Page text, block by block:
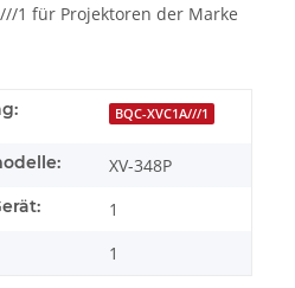
1 für Projektoren der Marke
BQC-XVC1A///1
XV-348P
1
1